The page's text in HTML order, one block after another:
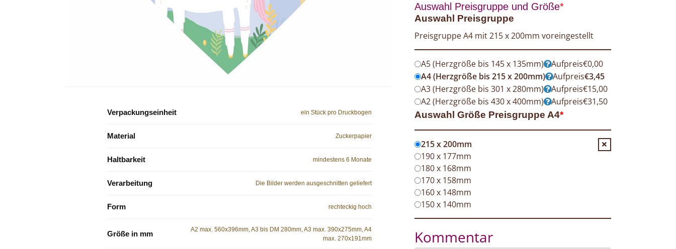
Verpackungseinheit ein Stück pro Druckbogen
Material Zuckerpapier
Haltbarkeit mindestens 6 Monate
Verarbeitung Die Bilder werden ausgeschnitten geliefert
Form rechteckig hoch
Größe in mm
A2 max. 560x396mm, A3 bis DM 280mm, A3 max. 390x275mm, A4
max. 270x191mm
*
Auswahl Preisgruppe und Größe
Auswahl Preisgruppe
Preisgruppe A4 mit 215 x 200mm voreingestellt
A5 (Herzgröße bis 145 x 135mm) Aufpreis€0,00
A4 (Herzgröße bis 215 x 200mm)
Aufpreis€3,45
A3 (Herzgröße bis 301 x 280mm)
Aufpreis€15,00
A2 (Herzgröße bis 430 x 400mm)
Aufpreis€31,50
*
Auswahl Größe Preisgruppe A4
215 x 200mm
190 x 177mm
180 x 168mm
170 x 158mm
160 x 148mm
150 x 140mm
Kommentar